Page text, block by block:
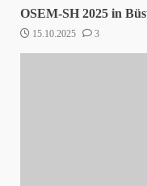
OSEM-SH 2025 in
15.10.2025 3